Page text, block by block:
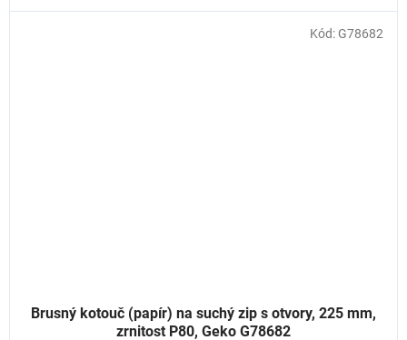
Brusný kotouč (papír) na suchý zip s otvory, 225 mm,
zrnitost P80, Geko G78682
Kód: G78682